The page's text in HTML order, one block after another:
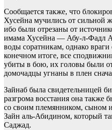
Сообщается также, что
Хусейна мучились от сильной
ибо были отрезаны от
имама Хусейна — Абу-л-Фадл
воды соратникам, однако
конечном итоге, все
убиты в бою, их головы были
домочадцы угнаны в плен
Зайнаб была свидетельницей
разгрома восстания она также
со своим племянником, сыном
Зайн аль-Абидином, который
Саджад.